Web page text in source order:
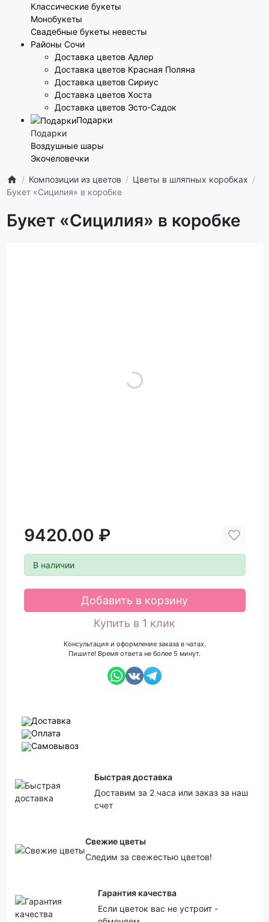
Классические букеты
Монобукеты
Свадебные букеты невесты
Районы Сочи
Доставка цветов Адлер
Доставка цветов Красная Поляна
Доставка цветов Сириус
Доставка цветов Хоста
Доставка цветов Эсто-Садок
Подарки
Подарки
Воздушные шары
Экочеловечки
Композиции из цветов
Цветы в шляпных коробках
Букет «Сицилия» в коробке
Букет «Сицилия» в коробке
9420.00 ₽
В наличии
Добавить в корзину
Купить в 1 клик
Консультация и оформление заказа в чатах.
Пишите! Время ответа не более 5 минут.
Доставка
Оплата
Самовывоз
Быстрая доставка
Доставим за 2 часа или заказ за наш
счет
Свежие цветы
Следим за свежестью цветов!
Гарантия качества
Если цветок вас не устроит -